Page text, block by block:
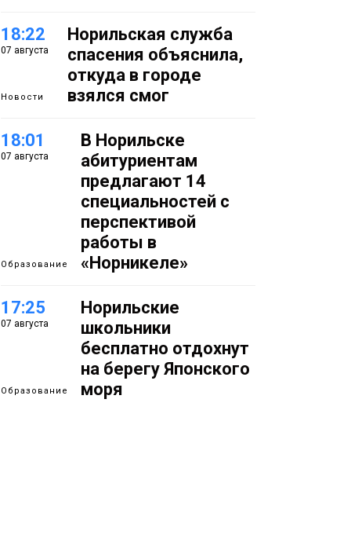
18:22
07 августа
Новости
Норильская служба
спасения объяснила,
откуда в городе
взялся смог
18:01
07 августа
Образование
В Норильске
абитуриентам
предлагают 14
специальностей с
перспективой
работы в
«Норникеле»
17:25
07 августа
Образование
Норильские
школьники
бесплатно отдохнут
на берегу Японского
моря